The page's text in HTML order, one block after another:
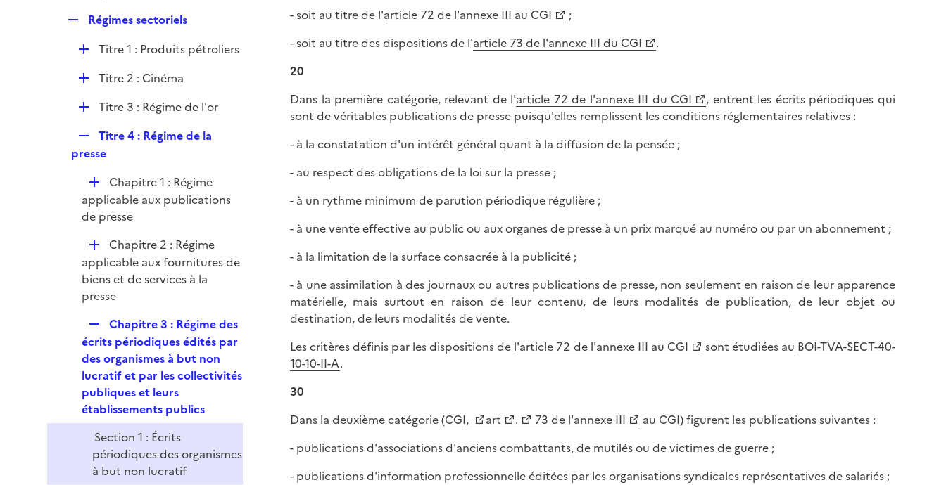
l
i
e
p
l
i
e
Régimes sectoriels
D
r
Titre 1 : Produits pétroliers
D
e
r
Titre 2 : Cinéma
D
l
i
e
r
Titre 3 : Régime de l'or
e
l
i
e
r
Titre 4 : Régime de la
presse
D
é
p
e
r
Chapitre 1 : Régime
applicable aux publications
de presse
D
é
p
l
r
Chapitre 2 : Régime
applicable aux fournitures de
biens et de services à la
presse
e
p
l
i
e
r
Chapitre 3 : Régime des
écrits périodiques édités par
des organismes à but non
lucratif et par les collectivités
publiques et leurs
établissements publics
Section 1 : Écrits
périodiques des organismes
à but non lucratif
- soit au titre de l'article 72 de l'annexe III au CGI
;
- soit au titre des dispositions de l'article 73 de l'annexe III du CGI
.
20
Dans la première catégorie, relevant de l'article 72 de l'annexe III du CGI
, entrent les écrits périodiques qui
sont de véritables publications de presse puisqu'elles remplissent les conditions réglementaires relatives :
- à la constatation d'un intérêt général quant à la diffusion de la pensée ;
- au respect des obligations de la loi sur la presse ;
- à un rythme minimum de parution périodique régulière ;
- à une vente effective au public ou aux organes de presse à un prix marqué au numéro ou par un abonnement ;
- à la limitation de la surface consacrée à la publicité ;
- à une assimilation à des journaux ou autres publications de presse, non seulement en raison de leur apparence
matérielle, mais surtout en raison de leur contenu, de leurs modalités de publication, de leur objet ou
destination, de leurs modalités de vente.
Les critères définis par les dispositions de l'article 72 de l'annexe III au CGI sont étudiées au BOI-TVA-SECT-40-
10-10-II-A.
30
Dans la deuxième catégorie (CGI, art . 73 de l'annexe III
au CGI) figurent les publications suivantes :
- publications d'associations d'anciens combattants, de mutilés ou de victimes de guerre ;
- publications d'information professionnelle éditées par les organisations syndicales représentatives de salariés ;